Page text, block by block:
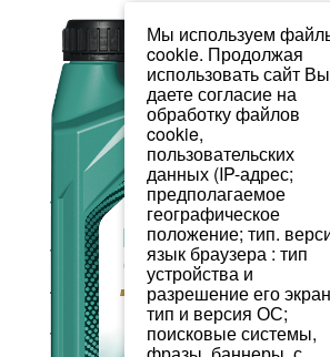
Мы используем
cookie. Продолжая
использовать сайт Вы
даете согласие на
обработку файлов
cookie,
пользовательских
данных (IP-адрес;
предполагаемое
географическое
положение; тип.
язык браузера : тип
устройства и
разрешение его
тип и версия ОС;
поисковые системы,